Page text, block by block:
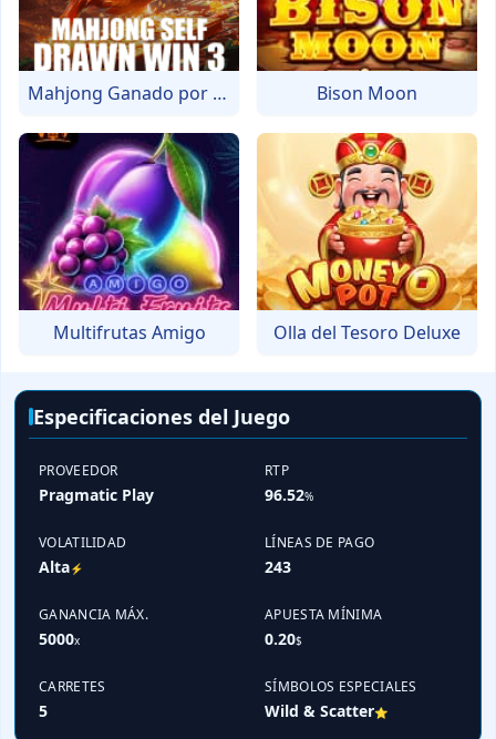
Mahjong Ganado por Uno Mismo 3 Bison Moon
Multifrutas Amigo Olla del Tesoro Deluxe
Especificaciones del Juego
PROVEEDOR
Pragmatic Play
RTP
96.52%
VOLATILIDAD
Alta⚡
LÍNEAS DE PAGO
243
GANANCIA MÁX.
5000x
APUESTA MÍNIMA
0.20$
CARRETES
5
SÍMBOLOS ESPECIALES
Wild & Scatter⭐